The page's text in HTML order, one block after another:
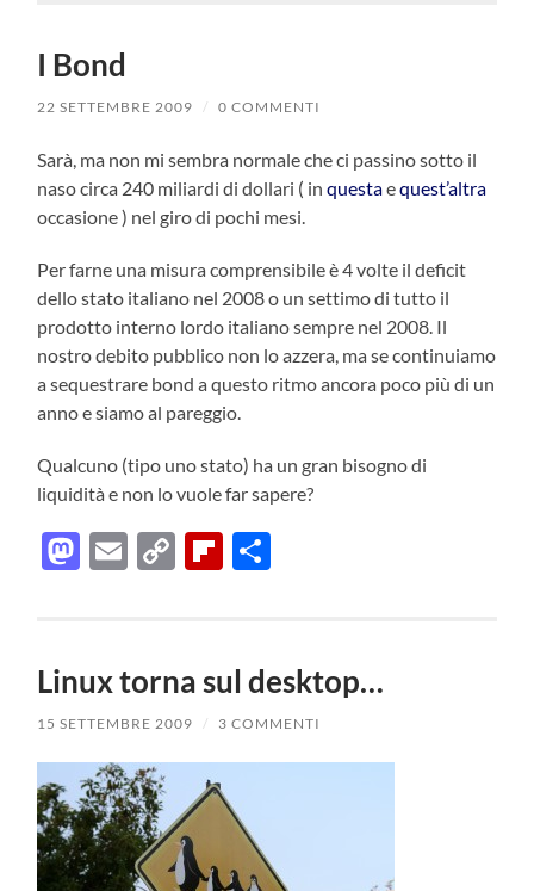
I Bond
22 SETTEMBRE 2009 / 0 COMMENTI
Sarà, ma non mi sembra normale che ci passino sotto il
naso circa 240 miliardi di dollari ( inquestaequest’altra
occasione ) nel giro di pochi mesi.
Per farne una misura comprensibile è 4 volte il deficit
dello stato italiano nel 2008 o un settimo di tutto il
prodotto interno lordo italiano sempre nel 2008. Il
nostro debito pubblico non lo azzera, ma se continuiamo
a sequestrare bond a questo ritmo ancora poco più di un
anno e siamo al pareggio.
Qualcuno (tipo uno stato) ha un gran bisogno di
liquidità e non lo vuole far sapere?
Mastodon
EmailCopyFlipboard
Linux torna sul desktop…
15 SETTEMBRE 2009 / 3 COMMENTI